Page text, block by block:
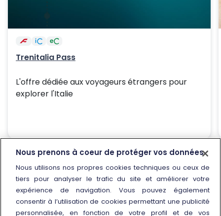
Trenitalia Pass
L'offre dédiée aux voyageurs étrangers pour
explorer l'Italie
Nous prenons à coeur de protéger vos données
Nous utilisons nos propres cookies techniques ou ceux de
tiers pour analyser le trafic du site et améliorer votre
expérience de navigation. Vous pouvez également
consentir à l’utilisation de cookies permettant une publicité
personnalisée, en fonction de votre profil et de vos